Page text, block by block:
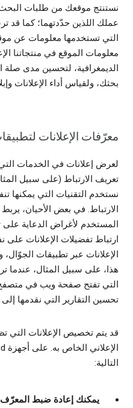
نستنتج موقعك من طلبات
عملك اللذين حدّدتهما؛ كما قد
معلومات الموقع في منتجاتنا
الديمغرافية، لتحسين مدى صلة
بحثك، ولقياس أداء الإعلانات
معرّفات الإعلانات
لعرض إعلانات في الخدمات التي
تعريف الارتباط (على سبيل
نستخدم التقنيات التي يمكنها
المستخدم لأغراض الدعاية
ارتباط تفضيلات الإعلانات
الإعلانات عبر تطبيقات
هذا، على سبيل المثال، عندما
التي تفتح صفحة ويب في متصفح
تحسين التقارير التي نقدمها
قد يتم تخصيص الإعلانات
التالية:
يمكنك إعادة ضبط المعرّف